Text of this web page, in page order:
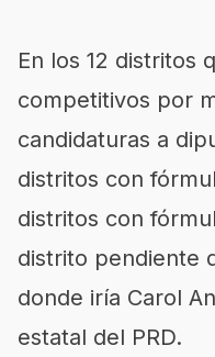
En los 12 distritos
competitivos por
candidaturas a
distritos con
distritos con
distrito pendiente
donde iría Carol
estatal del PRD.